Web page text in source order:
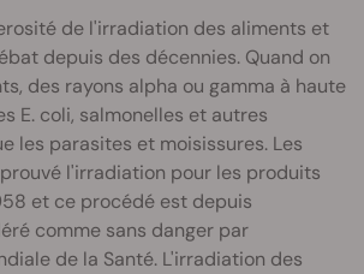
de l'irradiation des aliments et
depuis des décennies. Quand on
des rayons alpha ou gamma à haute
E. coli, salmonelles et autres
les parasites et moisissures. Les
l'irradiation pour les produits
et ce procédé est depuis
comme sans danger par
de la Santé. L'irradiation des